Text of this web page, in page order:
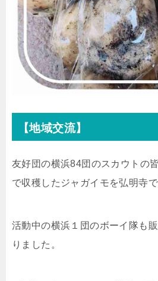
【地域交流】
友好団の横浜84団のスカウトの
で収穫したジャガイモを弘明寺
活動中の横浜１団のボーイ隊も
りました。